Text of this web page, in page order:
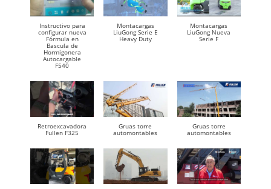
Instructivo para
configurar nueva
Fórmula en
Bascula de
Hormigonera
Autocargable
F540
Montacargas
LiuGong Serie E
Heavy Duty
Montacargas
LiuGong Nueva
Serie F
Retroexcavadora
Fullen F325
Gruas torre
automontables
Gruas torre
automontables